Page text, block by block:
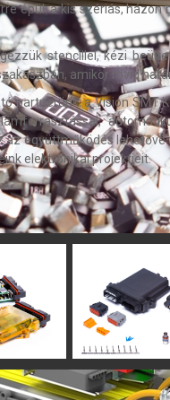
épül: a kis szériás,
stencillel, kézi
amikor rövid
partnerünk, a Vision
az együttműködés
elektronikai projektjeit.